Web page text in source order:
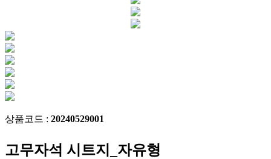
상품코드 : 20240529001
고무자석 시트지_자유형